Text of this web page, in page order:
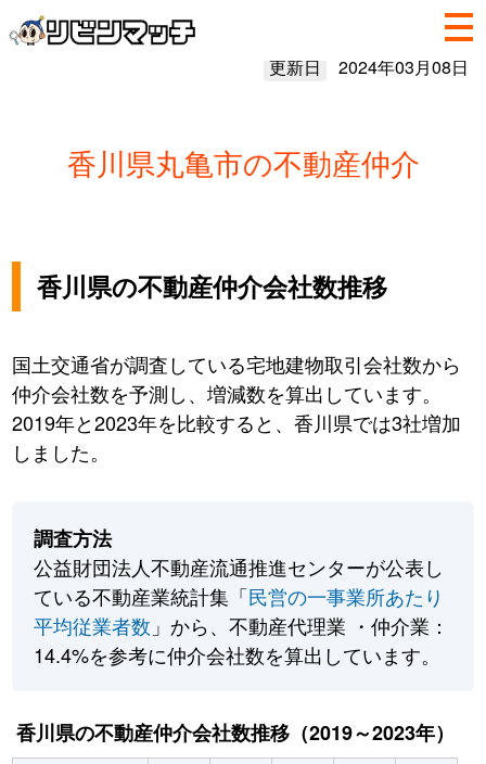
更新日 2024年03月08日
香川県丸亀市の不動産仲介
香川県の不動産仲介会社数推移
国土交通省が調査している宅地建物取引会社数から
仲介会社数を予測し、増減数を算出しています。
2019年と2023年を比較すると、香川県では3社増加
しました。
調査方法
公益財団法人不動産流通推進センターが公表し
ている不動産業統計集「民営の一事業所あたり
平均従業者数 」から、不動産代理業 ・仲介業：
14.4%を参考に仲介会社数を算出しています。
香川県の不動産仲介会社数推移（2019～2023年）